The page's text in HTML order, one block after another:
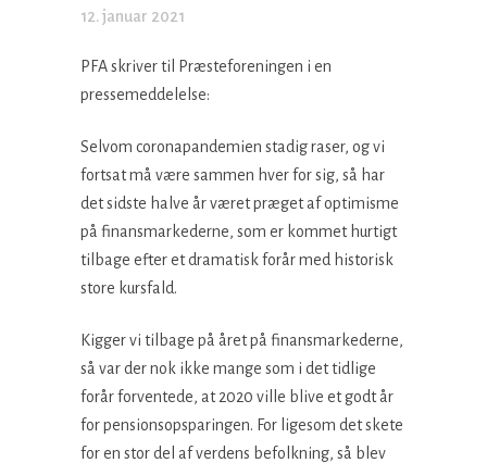
12. januar 2021
PFA skriver til Præsteforeningen i en
pressemeddelelse:
Selvom coronapandemien stadig raser, og vi
fortsat må være sammen hver for sig, så har
det sidste halve år været præget af optimisme
på finansmarkederne, som er kommet hurtigt
tilbage efter et dramatisk forår med historisk
store kursfald.
Kigger vi tilbage på året på finansmarkederne,
så var der nok ikke mange som i det tidlige
forår forventede, at 2020 ville blive et godt år
for pensionsopsparingen. For ligesom det skete
for en stor del af verdens befolkning, så blev